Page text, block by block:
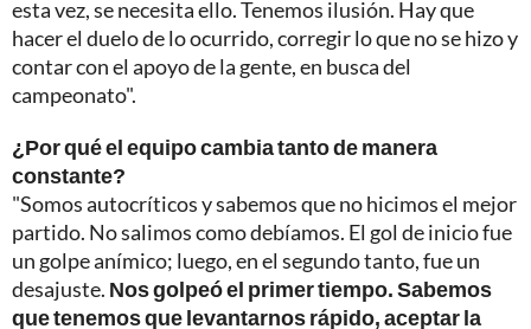
esta vez, se necesita ello. Tenemos ilusión. Hay que
hacer el duelo de lo ocurrido, corregir lo que no se hizo y
contar con el apoyo de la gente, en busca del
campeonato".
¿Por qué el equipo cambia tanto de manera
constante?
"Somos autocríticos y sabemos que no hicimos el mejor
partido. No salimos como debíamos. El gol de inicio fue
un golpe anímico; luego, en el segundo tanto, fue un
desajuste. Nos golpeó el primer tiempo. Sabemos
que tenemos que levantarnos rápido, aceptar la